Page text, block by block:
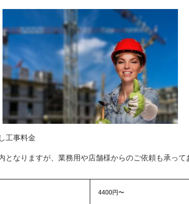
工事料金
となりますが、業務用や店舗様からのご依頼も承って
4400円〜